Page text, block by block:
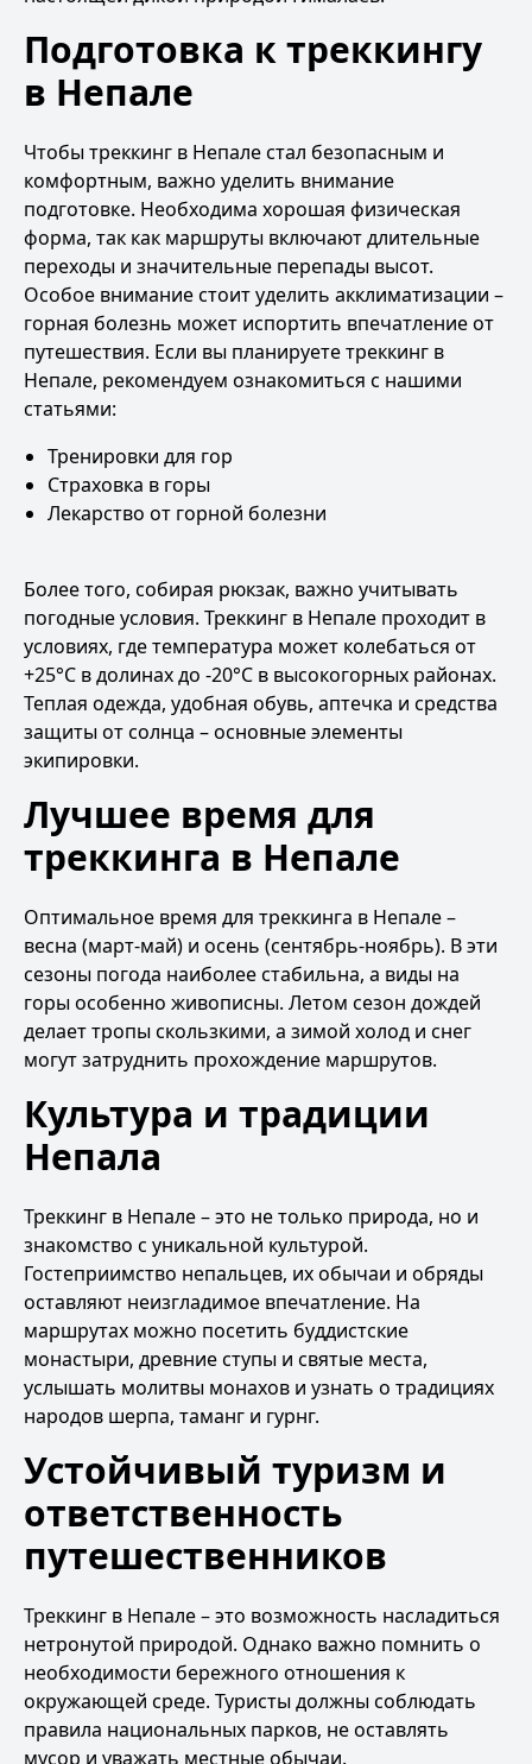
Подготовка к треккингу
в Непале
Чтобы треккинг в Непале стал безопасным и
комфортным, важно уделить внимание
подготовке. Необходима хорошая физическая
форма, так как маршруты включают длительные
переходы и значительные перепады высот.
Особое внимание стоит уделить акклиматизации –
горная болезнь может испортить впечатление от
путешествия. Если вы планируете треккинг в
Непале, рекомендуем ознакомиться с нашими
статьями:
Тренировки для гор
Страховка в горы
Лекарство от горной болезни
Более того, собирая рюкзак, важно учитывать
погодные условия. Треккинг в Непале проходит в
условиях, где температура может колебаться от
+25°С в долинах до -20°С в высокогорных районах.
Теплая одежда, удобная обувь, аптечка и средства
защиты от солнца – основные элементы
экипировки.
Лучшее время для
треккинга в Непале
Оптимальное время для треккинга в Непале –
весна (март-май) и осень (сентябрь-ноябрь). В эти
сезоны погода наиболее стабильна, а виды на
горы особенно живописны. Летом сезон дождей
делает тропы скользкими, а зимой холод и снег
могут затруднить прохождение маршрутов.
Культура и традиции
Непала
Треккинг в Непале – это не только природа, но и
знакомство с уникальной культурой.
Гостеприимство непальцев, их обычаи и обряды
оставляют неизгладимое впечатление. На
маршрутах можно посетить буддистские
монастыри, древние ступы и святые места,
услышать молитвы монахов и узнать о традициях
народов шерпа, таманг и гурнг.
Устойчивый туризм и
ответственность
путешественников
Треккинг в Непале – это возможность насладиться
нетронутой природой. Однако важно помнить о
необходимости бережного отношения к
окружающей среде. Туристы должны соблюдать
правила национальных парков, не оставлять
мусор и уважать местные обычаи.